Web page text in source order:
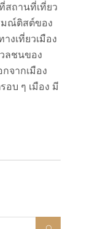
สถานที่เที่ยว
มณ์ติสต์ของ
งเที่ยวเมือง
ลชนของ
จากเมือง
อบ ๆ เมือง มี